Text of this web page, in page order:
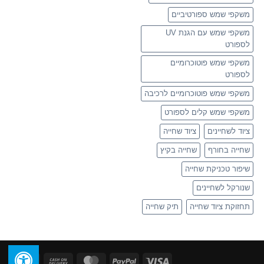
משקפי שמש ספורטיביים
משקפי שמש עם הגנת UV
לספורט
משקפי שמש פוטוכרומיים
לספורט
משקפי שמש פוטוכרומיים לרכיבה
משקפי שמש קלים לספורט
ציוד לשחיינים ציוד שחייה
שחייה בחורף שחייה בקיץ
שיפור טכניקת שחייה
שנורקל לשחיינים
תחזוקת ציוד שחייה תיק שחייה
Visa
PayPal
MasterCard
Cash